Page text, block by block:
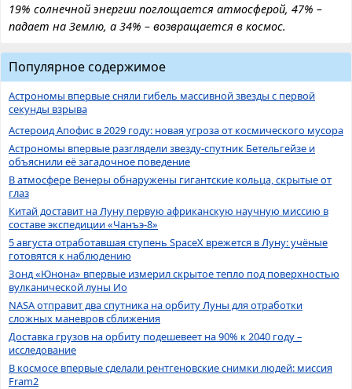
19% солнечной энергии поглощается атмосферой, 47% –
падает на Землю, а 34% – возвращается в космос.
Популярное содержимое
Астрономы впервые сняли гибель массивной звезды с первой
секунды взрыва
Астероид Апофис в 2029 году: новая угроза от космического мусора
Астрономы впервые разглядели звезду-спутник Бетельгейзе и
объяснили её загадочное поведение
В атмосфере Венеры обнаружены гигантские кольца, скрытые от
глаз
Китай доставит на Луну первую африканскую научную миссию в
составе экспедиции «Чанъэ-8»
5 августа отработавшая ступень SpaceX врежется в Луну: учёные
готовятся к наблюдению
Зонд «Юнона» впервые измерил скрытое тепло под поверхностью
вулканической луны Ио
NASA отправит два спутника на орбиту Луны для отработки
сложных маневров сближения
Доставка грузов на орбиту подешевеет на 90% к 2040 году –
исследование
В космосе впервые сделали рентгеновские снимки людей: миссия
Fram2